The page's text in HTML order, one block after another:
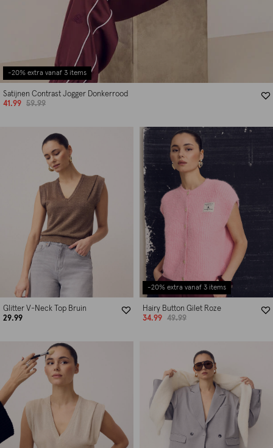
-20% extra vanaf 3 items
Satijnen Contrast Jogger Donkerrood
41.99
59.99
Glitter V-Neck Top Bruin
29.99
-20% extra vanaf 3 items
Hairy Button Gilet Roze
34.99
49.99